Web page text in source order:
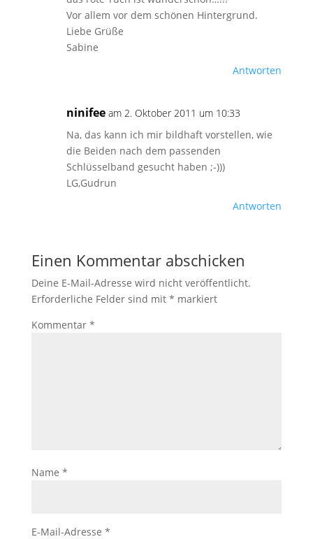
Vor allem vor dem schönen Hintergrund.
Liebe Grüße
Sabine
Antworten
ninifee am 2. Oktober 2011 um 10:33
Na, das kann ich mir bildhaft vorstellen, wie
die Beiden nach dem passenden
Schlüsselband gesucht haben ;-)))
LG,Gudrun
Antworten
Einen Kommentar abschicken
Deine E-Mail-Adresse wird nicht veröffentlicht.
Erforderliche Felder sind mit * markiert
Kommentar *
Name *
E-Mail-Adresse *